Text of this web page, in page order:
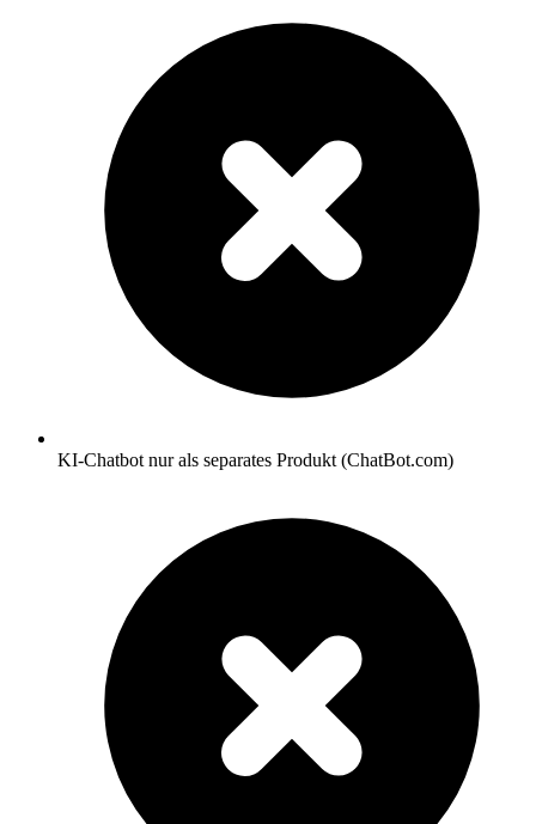
KI-Chatbot nur als separates Produkt (ChatBot.com)